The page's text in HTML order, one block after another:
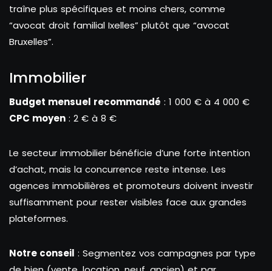
traîne plus spécifiques et moins chers, comme
“avocat droit familial Ixelles” plutôt que “avocat
Bruxelles”.
Immobilier
Budget mensuel recommandé : 1 000 € à 4 000 €
CPC moyen : 2 € à 8 €
Le secteur immobilier bénéficie d’une forte intention
d’achat, mais la concurrence reste intense. Les
agences immobilières et promoteurs doivent investir
suffisamment pour rester visibles face aux grandes
plateformes.
Notre conseil : Segmentez vos campagnes par type